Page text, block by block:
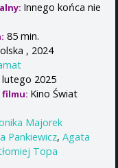
Innego końca nie
85 min.
, 2024
lutego 2025
Kino Świat
Majorek
Pankiewicz, Agata
Topa